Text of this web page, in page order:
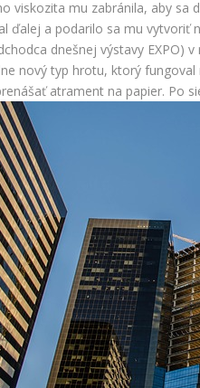
viskozita mu zabránila, aby sa
ďalej a podarilo sa mu
dnešnej výstavy EXPO)
nový typ hrotu, ktorý
atrament na papier. Po